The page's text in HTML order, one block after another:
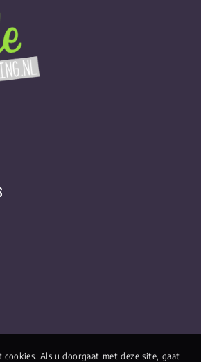
cookies. Als u doorgaat met deze site, gaat